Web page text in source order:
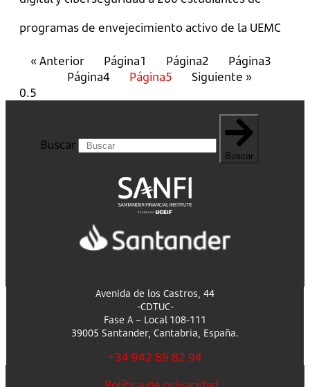
programas de envejecimiento activo de la UEMC
« Anterior Página1 Página2 Página3
Página4 Página5 Siguiente »
Buscar
Buscar
Avenida de los Castros, 44
-CDTUC-
Fase A – Local 108-111
39005 Santander, Cantabria, España.
+34 942 88 82 94